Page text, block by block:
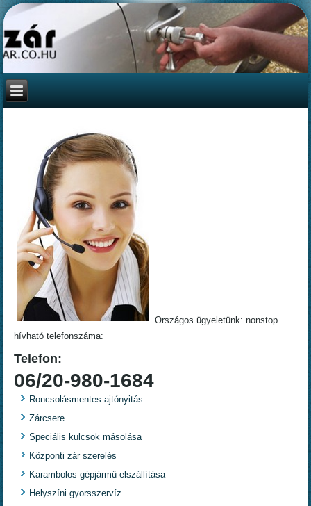
Országos ügyeletünk: nonstop
hívható telefonszáma:
Telefon:
06/20-980-1684
Roncsolásmentes ajtónyitás
Zárcsere
Speciális kulcsok másolása
Központi zár szerelés
Karambolos gépjármű elszállítása
Helyszíni gyorsszervíz